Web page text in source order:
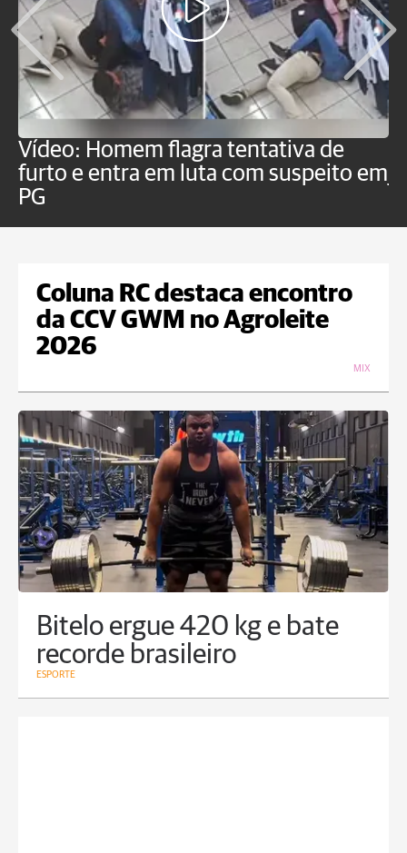
Vídeo: Homem flagra tentativa de
furto e entra em luta com suspeito em
PG
Coluna RC destaca encontro
da CCV GWM no Agroleite
2026
MIX
Bitelo ergue 420 kg e bate
recorde brasileiro
ESPORTE